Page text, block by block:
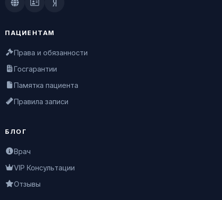
Doctu.ruПроДокторов
Яндекс.Здоровье
ПАЦИЕНТАМ
Права и обязанности
Госгарантии
Памятка пациента
Правила записи
БЛОГ
Врач
VIP Консультации
Отзывы